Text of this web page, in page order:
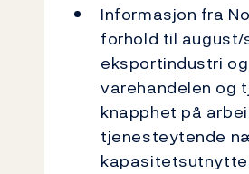
Informasjon fra
forhold til
eksportindustri
varehandelen og
knapphet på
tjenesteytende